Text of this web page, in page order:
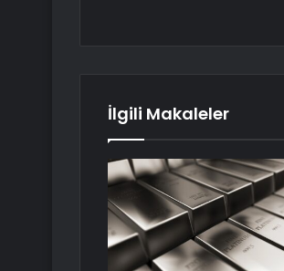
İlgili Makaleler